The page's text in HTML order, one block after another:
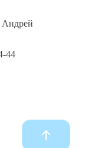
Андрей
44